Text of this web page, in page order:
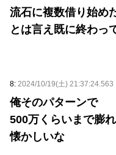
流石に複数借り始め
とは言え既に終わっ
8: 2024/10/19(土) 21:37:24.563
俺そのパターンで
500万くらいまで膨
懐かしいな